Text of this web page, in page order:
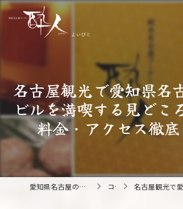
名古屋観光で愛知県名
ビルを満喫する見どこ
料金・アクセス徹
愛知県名古屋の鍋なら純系名古屋コーチン 酔人 コラム 名古屋観光で愛知県名古屋市中日ビルを